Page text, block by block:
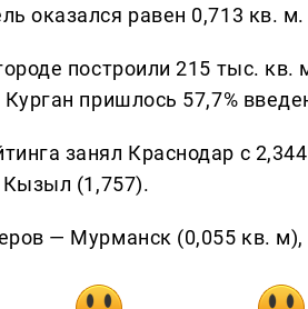
оказался равен 0,713 кв. м.
построили 215 тыс.
пришлось 57,7%
занял Краснодар с
Кызыл (1,757).
— Мурманск (0,055 кв.